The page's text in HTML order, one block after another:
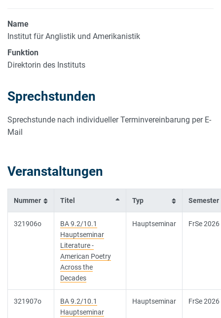
Name
Institut für Anglistik und Amerikanistik
Funktion
Direktorin des Instituts
Sprechstunden
Sprechstunde nach individueller Terminvereinbarung per E-
Mail
Veranstaltungen
Nummer Titel Typ Semester
321906o
BA 9.2/10.1
Hauptseminar
Literature -
American Poetry
Across the
Decades
Hauptseminar FrSe 2026
321907o
BA 9.2/10.1
Hauptseminar
Hauptseminar FrSe 2026